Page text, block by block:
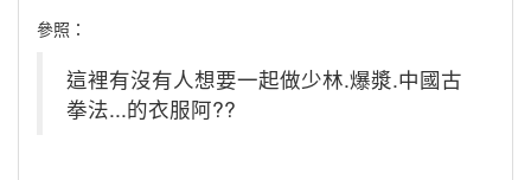
參照：
這裡有沒有人想要一起做少林.爆漿.中國古
拳法...的衣服阿??